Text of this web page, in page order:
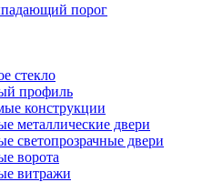
порог
стекло
профиль
конструкции
металлические двери
светопрозрачные двери
ворота
витражи